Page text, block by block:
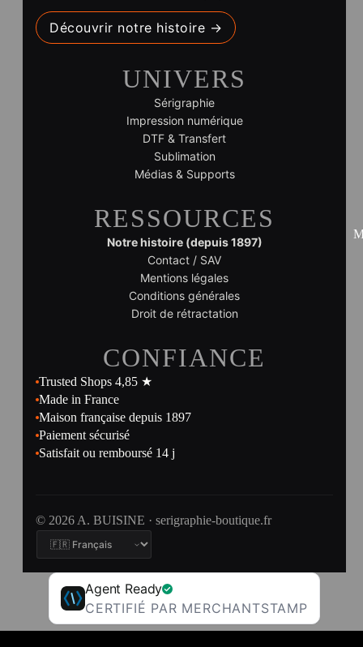
Découvrir notre histoire →
UNIVERS
Sérigraphie
Impression numérique
DTF & Transfert
Sublimation
Médias & Supports
RESSOURCES
Notre histoire (depuis 1897)
Contact / SAV
Mentions légales
Conditions générales
Droit de rétractation
CONFIANCE
Trusted Shops 4,85 ★
Made in France
Maison française depuis 1897
Paiement sécurisé
Satisfait ou remboursé 14 j
© 2026 A. BUISINE · serigraphie-boutique.fr
Agent Ready
CERTIFIÉ PAR MERCHANTSTAMP